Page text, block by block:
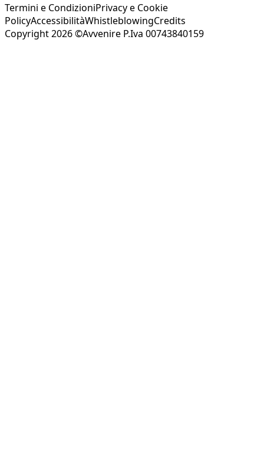
Termini e CondizioniPrivacy e Cookie
PolicyAccessibilitàWhistleblowingCredits
Copyright 2026 ©Avvenire P.Iva 00743840159